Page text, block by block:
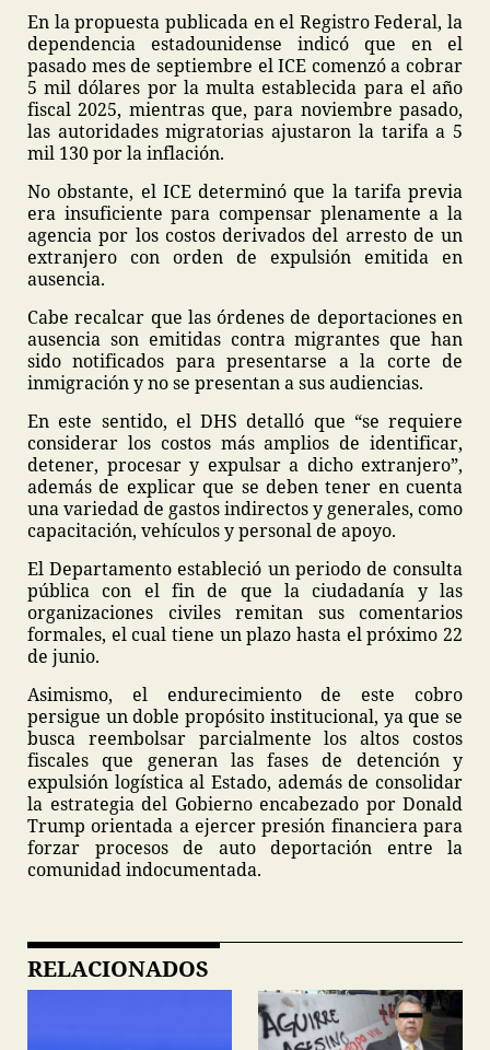
En la propuesta publicada en el Registro Federal, la
dependencia estadounidense indicó que en el
pasado mes de septiembre el ICE comenzó a cobrar
5 mil dólares por la multa establecida para el año
fiscal 2025, mientras que, para noviembre pasado,
las autoridades migratorias ajustaron la tarifa a 5
mil 130 por la inflación.
No obstante, el ICE determinó que la tarifa previa
era insuficiente para compensar plenamente a la
agencia por los costos derivados del arresto de un
extranjero con orden de expulsión emitida en
ausencia.
Cabe recalcar que las órdenes de deportaciones en
ausencia son emitidas contra migrantes que han
sido notificados para presentarse a la corte de
inmigración y no se presentan a sus audiencias.
En este sentido, el DHS detalló que “se requiere
considerar los costos más amplios de identificar,
detener, procesar y expulsar a dicho extranjero”,
además de explicar que se deben tener en cuenta
una variedad de gastos indirectos y generales, como
capacitación, vehículos y personal de apoyo.
El Departamento estableció un periodo de consulta
pública con el fin de que la ciudadanía y las
organizaciones civiles remitan sus comentarios
formales, el cual tiene un plazo hasta el próximo 22
de junio.
Asimismo, el endurecimiento de este cobro
persigue un doble propósito institucional, ya que se
busca reembolsar parcialmente los altos costos
fiscales que generan las fases de detención y
expulsión logística al Estado, además de consolidar
la estrategia del Gobierno encabezado por Donald
Trump orientada a ejercer presión financiera para
forzar procesos de auto deportación entre la
comunidad indocumentada.
RELACIONADOS